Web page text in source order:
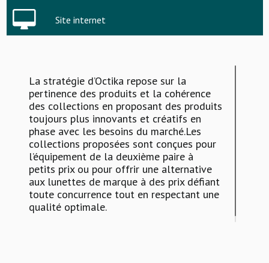
Site internet
La stratégie d’Octika repose sur la
pertinence des produits et la cohérence
des collections en proposant des produits
toujours plus innovants et créatifs en
phase avec les besoins du marché.Les
collections proposées sont conçues pour
l’équipement de la deuxième paire à
petits prix ou pour offrir une alternative
aux lunettes de marque à des prix défiant
toute concurrence tout en respectant une
qualité optimale.